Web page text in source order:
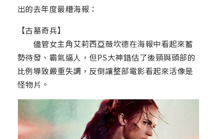
出的去年度最糟海報：
【古墓奇兵】
儘管女主角艾莉西亞薇坎德在海報中看起來蓄
勢待發、霸氣逼人，但PS大神錯估了後頸與頭部的
比例導致嚴重失調，反倒讓整部電影看起來活像是
怪物片。